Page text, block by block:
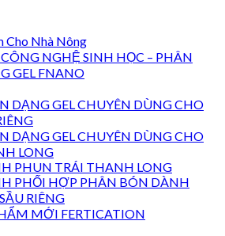
Cho Nhà Nông
NGHỆ SINH HỌC – PHÂN
GEL FNANO
DẠNG GEL CHUYÊN DÙNG CHO
DẠNG GEL CHUYÊN DÙNG CHO
LONG
PHUN TRÁI THANH LONG
PHỐI HỢP PHÂN BÓN DÀNH
RIÊNG
MỚI FERTICATION